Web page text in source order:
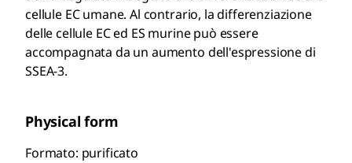
cellule EC umane. Al contrario, la differenziazione
delle cellule EC ed ES murine può essere
accompagnata da un aumento dell'espressione di
SSEA-3.
Physical form
Formato: purificato